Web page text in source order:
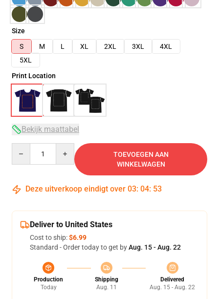
Size
S
M L XL 2XL 3XL
4XL
5XL
Print Location
Bekijk maattabel
TOEVOEGEN AAN
WINKELWAGEN
Deze uitverkoop eindigt over 03: 04: 53
Deliver to United States
Cost to ship:$6.99
Standard - Order today to get byAug. 15 - Aug. 22
Production
Today
Shipping
Aug. 11
Delivered
Aug. 15 - Aug. 22